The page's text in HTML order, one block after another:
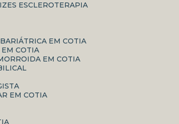
ESCLEROTERAPIA
BARIÁTRICA EM COTIA
EM COTIA
EM COTIA
EM COTIA